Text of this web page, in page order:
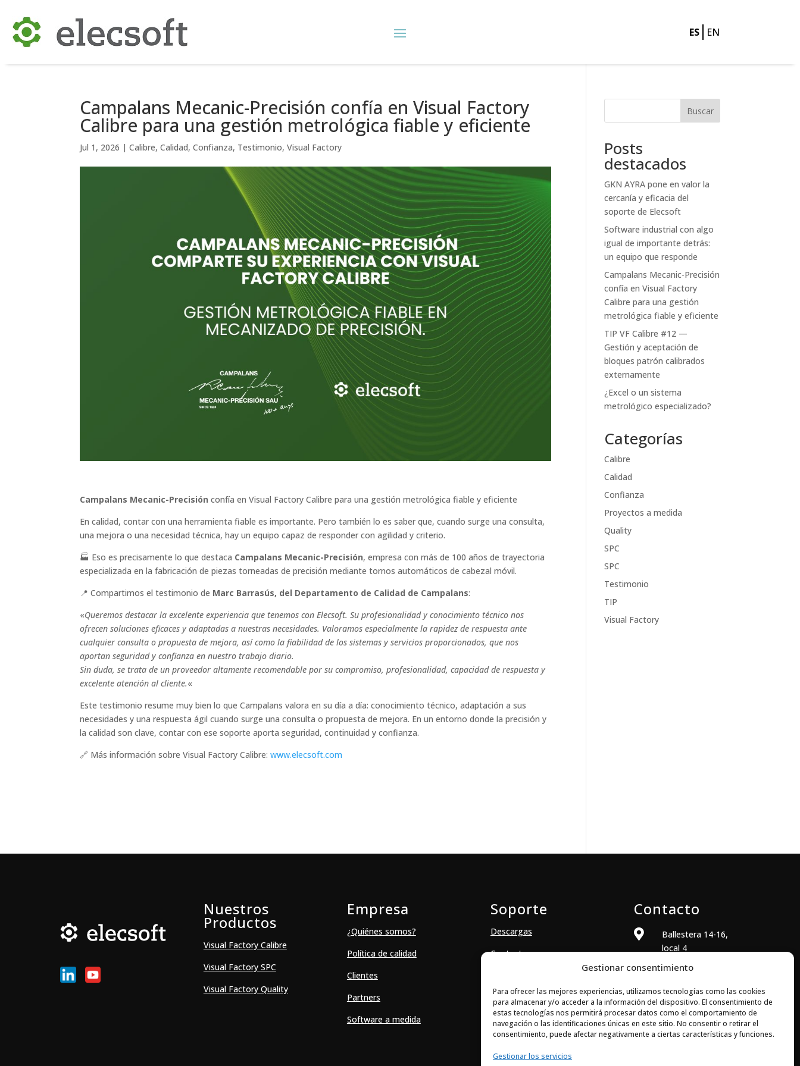
Gestionar consentimiento
Para ofrecer las mejores experiencias, utilizamos tecnologías como las cookies
para almacenar y/o acceder a la información del dispositivo. El consentimiento de
estas tecnologías nos permitirá procesar datos como el comportamiento de
navegación o las identificaciones únicas en este sitio. No consentir o retirar el
consentimiento, puede afectar negativamente a ciertas características y funciones.
Gestionar los servicios
ES EN
Campalans Mecanic-Precisión confía en Visual Factory
Calibre para una gestión metrológica fiable y eficiente
Jul 1, 2026 |Calibre,Calidad,Confianza, Testimonio,Visual Factory
Campalans Mecanic-Precisión confía en Visual Factory Calibre para una gestión metrológica fiable y eficiente
En calidad, contar con una herramienta fiable es importante. Pero también lo es saber que, cuando surge una consulta,
una mejora o una necesidad técnica, hay un equipo capaz de responder con agilidad y criterio.
🏭 Eso es precisamente lo que destaca Campalans Mecanic-Precisión, empresa con más de 100 años de trayectoria
especializada en la fabricación de piezas torneadas de precisión mediante tornos automáticos de cabezal móvil.
📍 Compartimos el testimonio de Marc Barrasús, del Departamento de Calidad de Campalans:
«Queremos destacar la excelente experiencia que tenemos con Elecsoft. Su profesionalidad y conocimiento técnico nos
ofrecen soluciones eficaces y adaptadas a nuestras necesidades. Valoramos especialmente la rapidez de respuesta ante
cualquier consulta o propuesta de mejora, así como la fiabilidad de los sistemas y servicios proporcionados, que nos
aportan seguridad y confianza en nuestro trabajo diario.
Sin duda, se trata de un proveedor altamente recomendable por su compromiso, profesionalidad, capacidad de respuesta y
excelente atención al cliente.«
Este testimonio resume muy bien lo que Campalans valora en su día a día: conocimiento técnico, adaptación a sus
necesidades y una respuesta ágil cuando surge una consulta o propuesta de mejora. En un entorno donde la precisión y
la calidad son clave, contar con ese soporte aporta seguridad, continuidad y confianza.
🔗 Más información sobre Visual Factory Calibre:www.elecsoft.com
Buscar
Posts
destacados
GKN AYRA pone en valor la
cercanía y eficacia del
soporte de Elecsoft
Software industrial con algo
igual de importante detrás:
un equipo que responde
Campalans Mecanic-Precisión
confía en Visual Factory
Calibre para una gestión
metrológica fiable y eficiente
TIP VF Calibre #12 —
Gestión y aceptación de
bloques patrón calibrados
externamente
¿Excel o un sistema
metrológico especializado?
Categorías
Calibre
Calidad
Confianza
Proyectos a medida
Quality
SPC
SPC
Testimonio
TIP
Visual Factory
Nuestros
Productos
Visual Factory Calibre
Visual Factory SPC
Visual Factory Quality
Empresa
¿Quiénes somos?
Política de calidad
Clientes
Partners
Software a medida
Soporte
Descargas
Contacto
Contacto

Ballestera 14-16,
local 4
08820 El Prat de
(Barcelona)
 +34 933 704 973
 comercial@elecsoft.com